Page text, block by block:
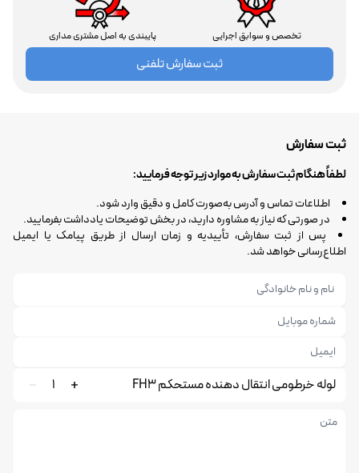
تخصص و سوابق اجرایی پایبندی به اصل مشتری مداری
ثبت سفارش تلفنی
ثبت سفارش
لطفاً هنگام ثبت سفارش به موارد زیر توجه فرمایید:
اطلاعات تماس و آدرس به‌صورت کامل و دقیق وارد شود.
در صورتی که نیاز به مشاوره دارید، در بخش توضیحات یادداشت بفرمایید.
پس از ثبت سفارش، تأییدیه و زمان ارسال از طریق پیامک یا ایمیل
اطلاع‌رسانی خواهد شد.
لوله خرطومی انتقال دهنده مستحکم FH3 1